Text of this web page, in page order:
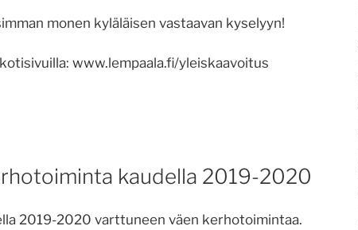
monen kyläläisen vastaavan kyselyyn!
www.lempaala.fi/yleiskaavoitus
kaudella 2019-2020
2019-2020 varttuneen väen kerhotoimintaa.